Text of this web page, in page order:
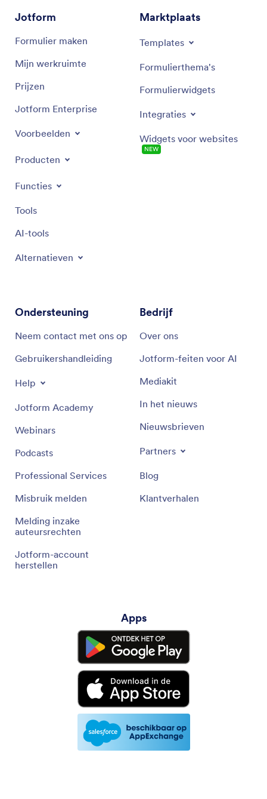
Jotform
Formulier maken
Mijn werkruimte
Prijzen
Jotform Enterprise
Voorbeelden
Producten
Functies
Tools
AI-tools
Alternatieven
Marktplaats
Templates
Formulierthema's
Formulierwidgets
Integraties
Widgets voor websites
NEW
Ondersteuning
Neem contact met ons op
Gebruikershandleiding
Help
Jotform Academy
Webinars
Podcasts
Professional Services
Misbruik melden
Melding inzake
auteursrechten
Jotform-account
herstellen
Bedrijf
Over ons
Jotform-feiten voor AI
Mediakit
In het nieuws
Nieuwsbrieven
Partners
Blog
Klantverhalen
Apps